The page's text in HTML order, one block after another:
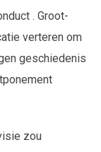
. Groot-
verteren om
geschiedenis
zou